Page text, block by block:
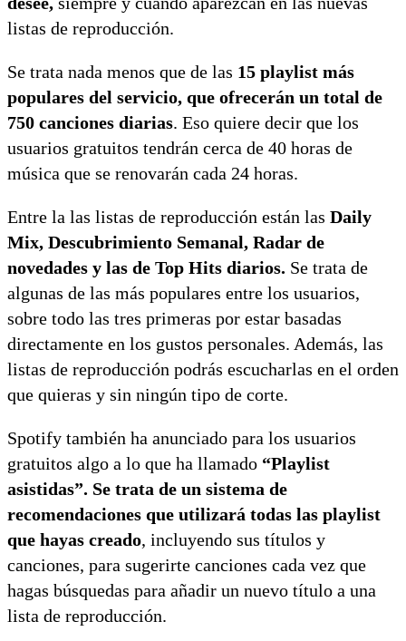
listas de reproducción.
Se trata nada menos que de las 15 playlist más
populares del servicio, que ofrecerán un total de
750 canciones diarias. Eso quiere decir que los
usuarios gratuitos tendrán cerca de 40 horas de
música que se renovarán cada 24 horas.
Entre la las listas de reproducción están las Daily
Mix, Descubrimiento Semanal, Radar de
novedades y las de Top Hits diarios. Se trata de
algunas de las más populares entre los usuarios,
sobre todo las tres primeras por estar basadas
directamente en los gustos personales. Además, las
listas de reproducción podrás escucharlas en el orden
que quieras y sin ningún tipo de corte.
Spotify también ha anunciado para los usuarios
gratuitos algo a lo que ha llamado “Playlist
asistidas”. Se trata de un sistema de
recomendaciones que utilizará todas las playlist
que hayas creado, incluyendo sus títulos y
canciones, para sugerirte canciones cada vez que
hagas búsquedas para añadir un nuevo título a una
lista de reproducción.